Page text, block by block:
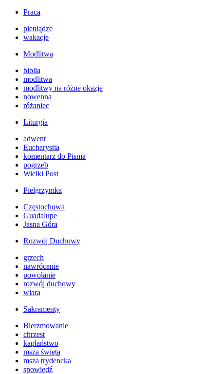
Praca
pieniądze
wakacje
Modlitwa
biblia
modlitwa
modlitwy na różne okazje
nowenna
różaniec
Liturgia
adwent
Eucharystia
komentarz do Pisma
pogrzeb
Wielki Post
Pielgrzymka
Częstochowa
Guadalupe
Jasna Góra
Rozwój Duchowy
grzech
nawrócenie
powołanie
rozwój duchowy
wiara
Sakramenty
Bierzmowanie
chrzest
kapłaństwo
msza święta
msza trydencka
spowiedź